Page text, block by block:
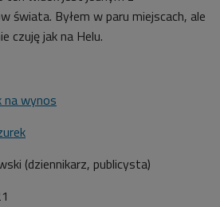
świata. Byłem w paru miejscach, ale
czuję jak na Helu.
na wynos
(dziennikarz, publicysta)